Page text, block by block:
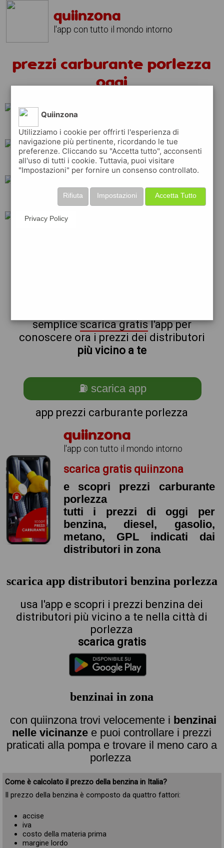
quiinzona
l'app con tutto il mondo intorno
prezzi carburante porlezza
oggi
ip
api shell esso
tamoil erg
semplicescarica gratisl'app per
conoscere ora i prezzi dei distributori
più vicino a te
⛽ scarica app
app prezzi carburante porlezza
quiinzona
l'app con tutto il mondo intorno
scarica gratis quiinzona
e scopri prezzi carburante
porlezza
tutti i prezzi di oggi per
benzina, diesel, gasolio,
metano, GPL indicati dai
distributori in zona
scarica app distributori benzina porlezza
usa l'app e scopri i prezzi benzina dei
distributori più vicino a te nella città di
porlezza
scarica gratis
benzinai in zona
con quiinzona trovi velocemente i benzinai
nelle vicinanze e puoi controllare i prezzi
praticati alla pompa e trovare il meno caro a
porlezza
Come è calcolato il prezzo della benzina in Italia?
Il prezzo della benzina è composto da quattro fattori:
accise
iva
costo della materia prima
margine lordo
Quiinzona
Utilizziamo i cookie per offrirti l'esperienza di
navigazione più pertinente, ricordando le tue
preferenze. Cliccando su "Accetta tutto", acconsenti
all'uso di tutti i cookie. Tuttavia, puoi visitare
"Impostazioni" per fornire un consenso controllato.
Accetta Tutto
Impostazioni
Rifiuta
Privacy Policy